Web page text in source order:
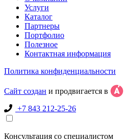
Услуги
Каталог
Партнеры
Портфолио
Полезное
Контактная информация
Политика конфиденциальности
Сайт создан и продвигается в
+7 843 212-25-26
Консультация со специалистом